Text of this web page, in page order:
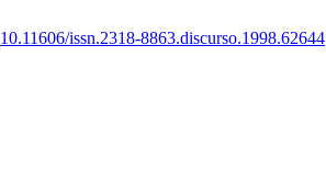
10.11606/issn.2318-8863.discurso.1998.62644